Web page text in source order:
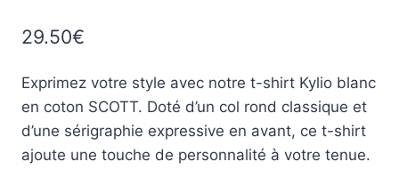
29.50€
Exprimez votre style avec notre t-shirt Kylio blanc
en coton SCOTT. Doté d’un col rond classique et
d’une sérigraphie expressive en avant, ce t-shirt
ajoute une touche de personnalité à votre tenue.